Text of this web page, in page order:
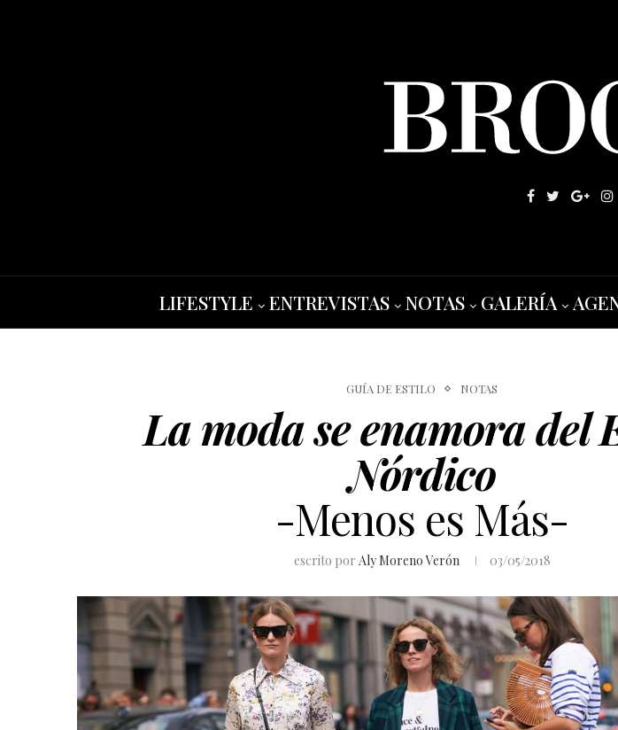
LIFESTYLE ENTREVISTAS NOTAS GALERÍA
GUÍA DE ESTILO NOTAS
La moda se enamora del
Nórdico
-Menos es Más-
escrito por Aly Moreno Verón 03/05/2018